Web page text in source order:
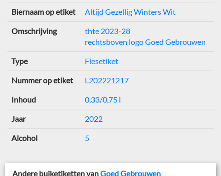
Biernaam op etiket Altijd Gezellig Winters Wit
Omschrijving
thte 2023-28
rechtsboven logo Goed Gebrouwen
Type Flesetiket
Nummer op etiket L202221217
Inhoud 0,33/0,75 l
Jaar 2022
Alcohol 5
Andere buiketiketten vanGoed Gebrouwen